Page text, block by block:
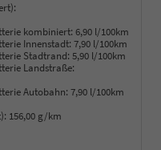
kombiniert: 6,90 l/100km
Innenstadt: 7,90 l/100km
Stadtrand: 5,90 l/100km
Landstraße:
Autobahn: 7,90 l/100km
156,00 g/km